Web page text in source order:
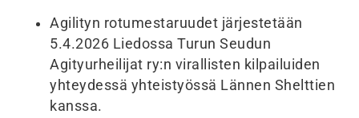
Agilityn rotumestaruudet järjestetään
5.4.2026 Liedossa Turun Seudun
Agityurheilijat ry:n virallisten kilpailuiden
yhteydessä yhteistyössä Lännen Shelttien
kanssa.